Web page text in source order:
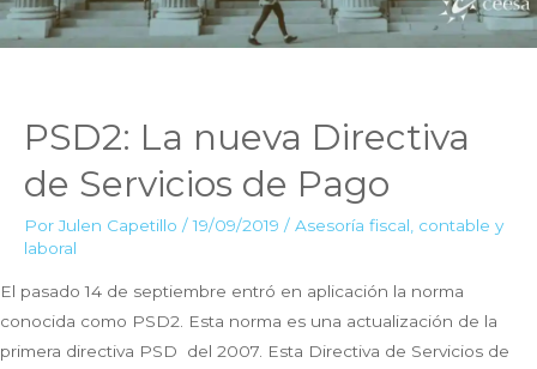
PSD2: La nueva Directiva
de Servicios de Pago
PorJulen Capetillo /19/09/2019 / Asesoría fiscal, contable y
laboral
El pasado 14 de septiembre entró en aplicación la norma
conocida como PSD2. Esta norma es una actualización de la
primera directiva PSD del 2007. Esta Directiva de Servicios de